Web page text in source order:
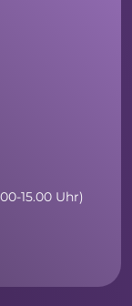
15.00 Uhr)